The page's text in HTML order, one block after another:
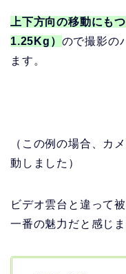
上下方向の移動にも
1.25Kg） ので撮影の
ます。
（この例の場合、カ
動しました）
ビデオ雲台と違って
一番の魅力だと感じま